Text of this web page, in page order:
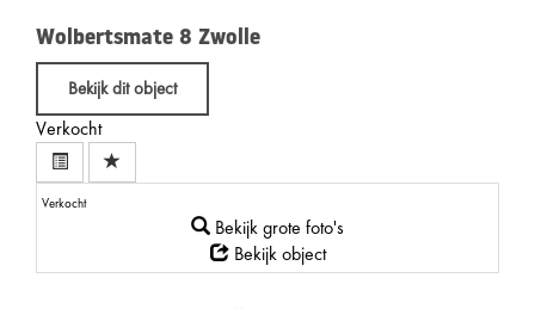
Wolbertsmate 8 Zwolle
Bekijk dit object
Verkocht
Verkocht
Bekijk grote foto's
Bekijk object